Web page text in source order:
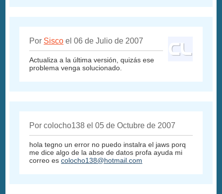
Por Sisco el 06 de Julio de 2007
Actualiza a la última versión, quizás ese
problema venga solucionado.
Por colocho138 el 05 de Octubre de 2007
hola tegno un error no puedo instalra el jaws porq
me dice algo de la abse de datos profa ayuda mi
correo escolocho138@hotmail.com